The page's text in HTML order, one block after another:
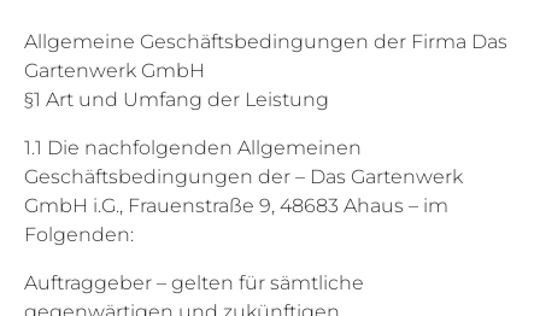
Allgemeine Geschäftsbedingungen der Firma Das
Gartenwerk GmbH
§1 Art und Umfang der Leistung
1.1 Die nachfolgenden Allgemeinen
Geschäftsbedingungen der – Das Gartenwerk
GmbH i.G., Frauenstraße 9, 48683 Ahaus – im
Folgenden:
Auftraggeber – gelten für sämtliche